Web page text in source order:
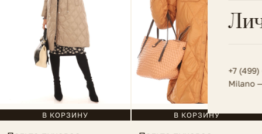
Весь
+7
Milano
В КОРЗИНУ В КОРЗИНУ